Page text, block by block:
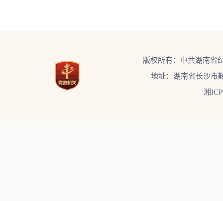
版权所有：中共湖南省
地址：湖南省长沙市
湘